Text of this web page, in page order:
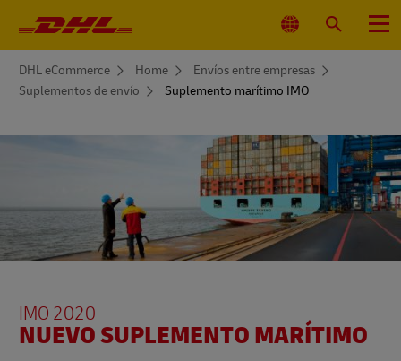
principal
Seleccionar
ubicación
BuscarMenú
You
here
DHL eCommerce Home
Envíos entre empresas
Suplementos de envío
Suplemento marítimo IMO
IMO 2020
NUEVO SUPLEMENTO MARÍTIMO